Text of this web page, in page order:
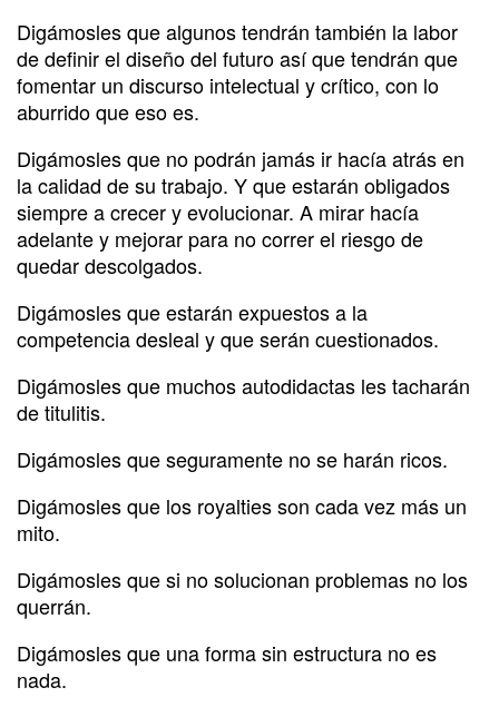
Digámosles que algunos tendrán también la labor
de definir el diseño del futuro así que tendrán que
fomentar un discurso intelectual y crítico, con lo
aburrido que eso es.
Digámosles que no podrán jamás ir hacía atrás en
la calidad de su trabajo. Y que estarán obligados
siempre a crecer y evolucionar. A mirar hacía
adelante y mejorar para no correr el riesgo de
quedar descolgados.
Digámosles que estarán expuestos a la
competencia desleal y que serán cuestionados.
Digámosles que muchos autodidactas les tacharán
de titulitis.
Digámosles que seguramente no se harán ricos.
Digámosles que los royalties son cada vez más un
mito.
Digámosles que si no solucionan problemas no los
querrán.
Digámosles que una forma sin estructura no es
nada.